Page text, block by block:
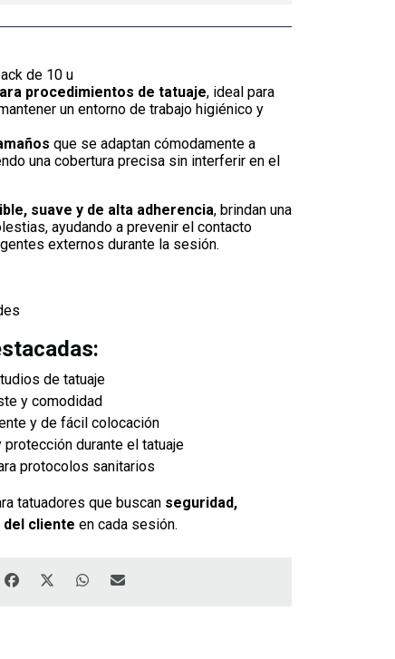
de 10 u
procedimientos de tatuaje, ideal para
un entorno de trabajo higiénico y
que se adaptan cómodamente a
una cobertura precisa sin interferir en el
suave y de alta adherencia, brindan una
ayudando a prevenir el contacto
externos durante la sesión.
de tatuaje
y comodidad
y de fácil colocación
durante el tatuaje
protocolos sanitarios
tatuadores que buscan seguridad,
cliente en cada sesión.